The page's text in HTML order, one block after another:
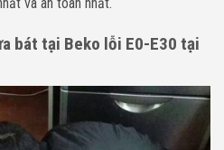
bát tại Beko lỗi E0-E30 tại